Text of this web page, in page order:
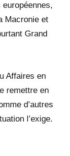
Macronie et
Grand
Affaires en
remettre en
d’autres
l’exige.